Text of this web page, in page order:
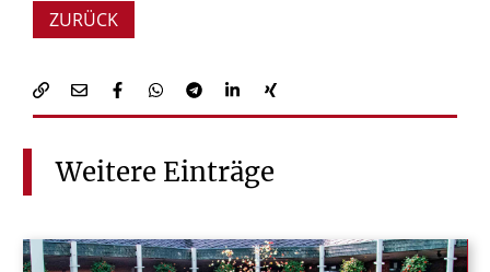
ZURÜCK
Weitere Einträge